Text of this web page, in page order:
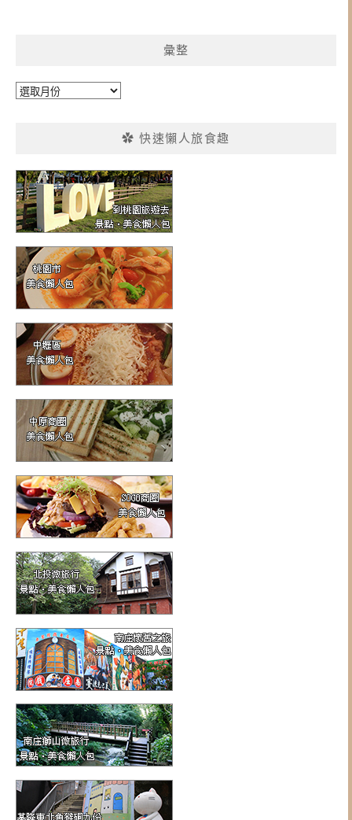
彙整
彙
✿ 快速懶人旅食趣